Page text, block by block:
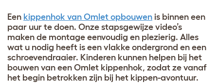
Een kippenhok van Omlet opbouwen is binnen een
paar uur te doen. Onze stapsgewijze video’s
maken de montage eenvoudig en plezierig. Alles
wat u nodig heeft is een vlakke ondergrond en een
schroevendraaier. Kinderen kunnen helpen bij het
bouwen van een Omlet kippenhok, zodat ze vanaf
het begin betrokken zijn bij het kippen-avontuur.